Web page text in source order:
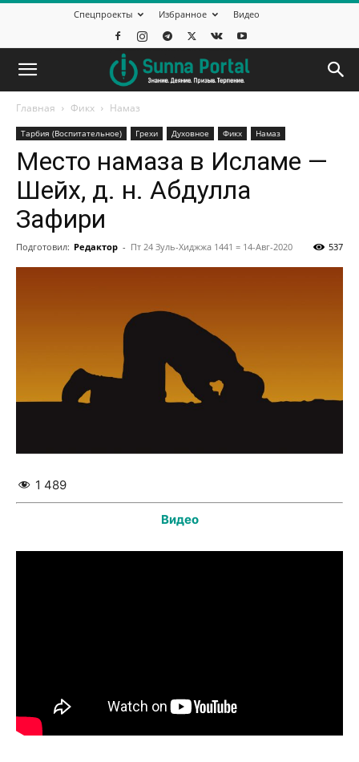
Спецпроекты Избранное Видео
Главная Фикх Намаз
Тарбия (Воспитательное) Грехи Духовное Фикх Намаз
Место намаза в Исламе —
Шейх, д. н. Абдулла
Зафири
Подготовил: Редактор - Пт 24 Зуль-Хиджжа 1441 = 14-Авг-2020 537
1 489
Видео